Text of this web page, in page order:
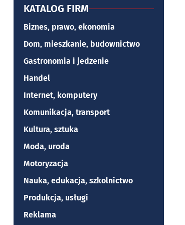
KATALOG FIRM
Biznes, prawo, ekonomia
Dom, mieszkanie, budownictwo
Gastronomia i jedzenie
Handel
Internet, komputery
Komunikacja, transport
Kultura, sztuka
Moda, uroda
Motoryzacja
Nauka, edukacja, szkolnictwo
Produkcja, usługi
Reklama